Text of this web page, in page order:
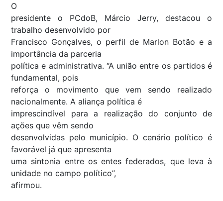
O
presidente o PCdoB, Márcio Jerry, destacou o
trabalho desenvolvido por
Francisco Gonçalves, o perfil de Marlon Botão e a
importância da parceria
política e administrativa. “A união entre os partidos é
fundamental, pois
reforça o movimento que vem sendo realizado
nacionalmente. A aliança política é
imprescindível para a realização do conjunto de
ações que vêm sendo
desenvolvidas pelo município. O cenário político é
favorável já que apresenta
uma sintonia entre os entes federados, que leva à
unidade no campo político”,
afirmou.